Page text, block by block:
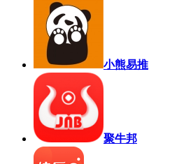
小熊易推
聚牛邦